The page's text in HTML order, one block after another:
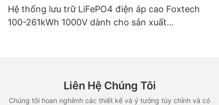
Hệ thống lưu trữ LiFePO4 điện áp cao Foxtech
100-261kWh 1000V dành cho sản xuất
Liên Hệ Chúng Tôi
Chúng tôi hoan nghênh các thiết kế và ý tưởng tùy chỉnh và có